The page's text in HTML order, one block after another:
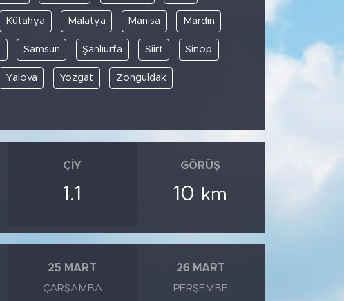
Kütahya Malatya Manisa Mardin
Samsun Şanlıurfa Siirt Sinop
Yalova Yozgat Zonguldak
ÇIY
1.1
GÖRÜŞ
10 km
25 MART
ÇARŞAMBA
26 MART
PERŞEMBE